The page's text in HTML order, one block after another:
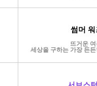
썸머 워
뜨거운 여
세상을 구하는 가장 든